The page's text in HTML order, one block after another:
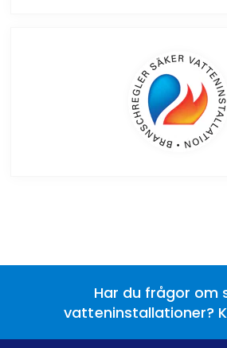
Har du frågor om
vatteninstallationer?